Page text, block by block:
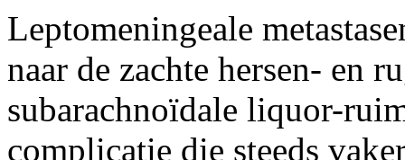
Leptomeningeale
naar de zachte hersen- en
subarachnoïdale liquor-
complicatie die steeds